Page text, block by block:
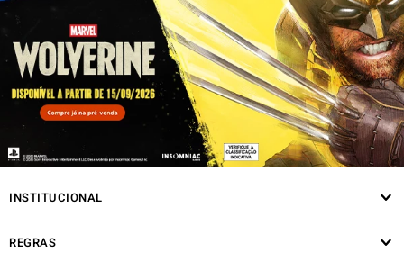
INSTITUCIONAL
REGRAS